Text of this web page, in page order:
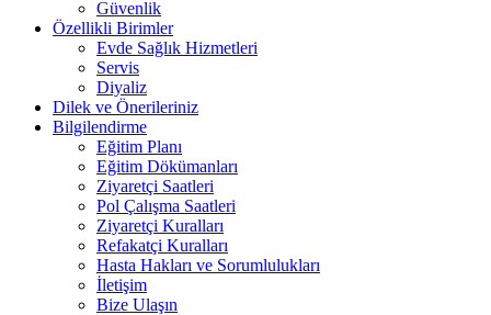
Güvenlik
Özellikli Birimler
Evde Sağlık Hizmetleri
Servis
Diyaliz
Dilek ve Önerileriniz
Bilgilendirme
Eğitim Planı
Eğitim Dökümanları
Ziyaretçi Saatleri
Pol Çalışma Saatleri
Ziyaretçi Kuralları
Refakatçi Kuralları
Hasta Hakları ve Sorumlulukları
İletişim
Bize Ulaşın